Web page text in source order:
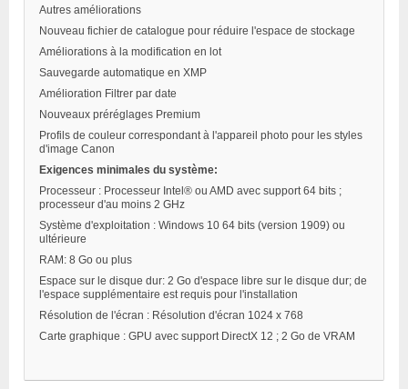
Autres améliorations
Nouveau fichier de catalogue pour réduire l'espace de stockage
Améliorations à la modification en lot
Sauvegarde automatique en XMP
Amélioration Filtrer par date
Nouveaux préréglages Premium
Profils de couleur correspondant à l'appareil photo pour les styles
d'image Canon
Exigences minimales du système:
Processeur : Processeur Intel® ou AMD avec support 64 bits ;
processeur d'au moins 2 GHz
Système d'exploitation : Windows 10 64 bits (version 1909) ou
ultérieure
RAM: 8 Go ou plus
Espace sur le disque dur: 2 Go d'espace libre sur le disque dur; de
l'espace supplémentaire est requis pour l'installation
Résolution de l'écran : Résolution d'écran 1024 x 768
Carte graphique : GPU avec support DirectX 12 ; 2 Go de VRAM